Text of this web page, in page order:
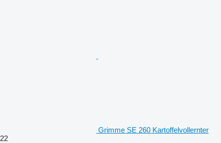
Grimme SE 260 Kartoffelvollernter
22